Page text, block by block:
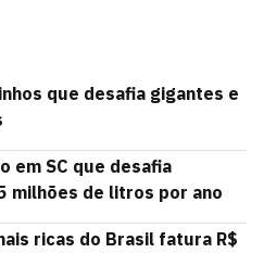
que desafia gigantes e
em SC que desafia
milhões de litros por ano
ricas do Brasil fatura R$